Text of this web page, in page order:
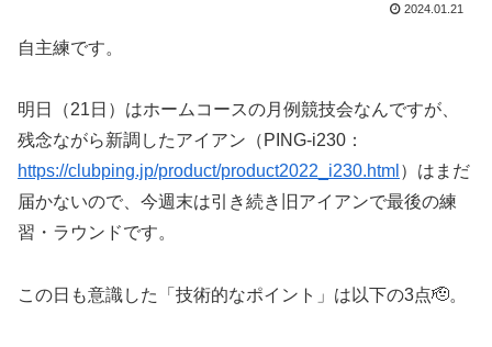
2024.01.21
自主練です。
明日（21日）はホームコースの月例競技会なんですが、
残念ながら新調したアイアン（PING-i230：
https://clubping.jp/product/product2022_i230.html ）はまだ
届かないので、今週末は引き続き旧アイアンで最後の練
習・ラウンドです。
この日も意識した「技術的なポイント」は以下の3点🫡。